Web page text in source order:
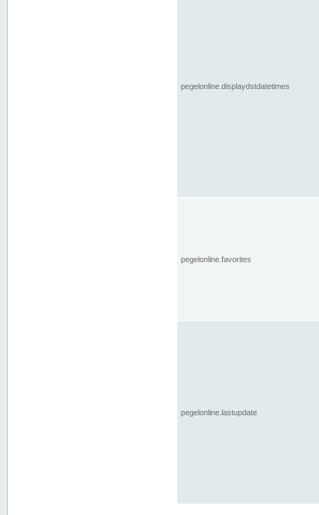
pegelonline.displaydstdatetimes
pegelonline.favorites
pegelonline.lastupdate